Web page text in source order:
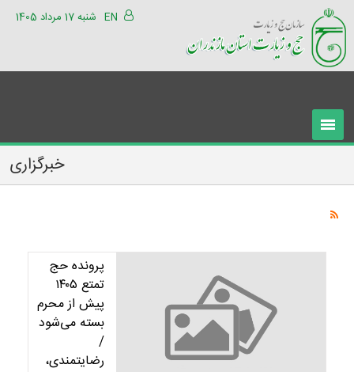
شنبه 17 مرداد 1405 EN
خبرگزاری
پرونده حج
تمتع ۱۴۰۵
پیش از محرم
بسته می‌شود
/
رضایتمندی،